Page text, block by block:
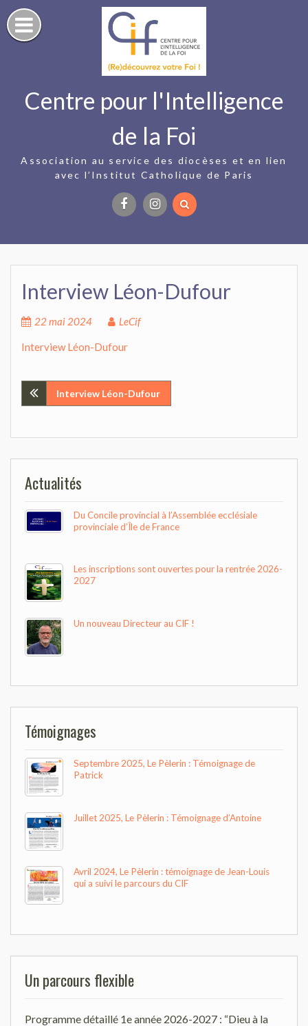
Skip
to
content
Centre pour l'Intelligence
de la Foi
Association au service des diocèses et en lien
avec l’Institut Catholique de Paris
Interview Léon-Dufour
22 mai 2024 LeCif
Interview Léon-Dufour
Navigation
l’article
Interview Léon-Dufour
Actualités
Du Concile provincial à l’Assemblée ecclésiale
provinciale d’Île de France
Les inscriptions sont ouvertes pour la rentrée 2026-
2027
Un nouveau Directeur au CIF !
Témoignages
Septembre 2025, Le Pèlerin : Témoignage de
Patrick
Juillet 2025, Le Pèlerin : Témoignage d’Antoine
Avril 2024, Le Pèlerin : témoignage de Jean-Louis
qui a suivi le parcours du CIF
Un parcours flexible
Programme détaillé 1e année 2026-2027 : “Dieu à la